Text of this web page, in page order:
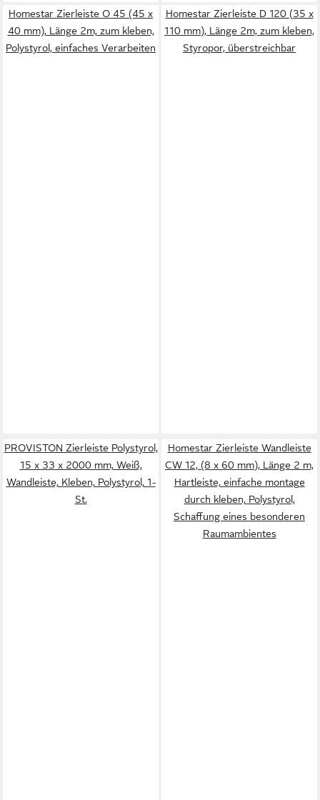
Homestar Zierleiste O 45 (45 x
40 mm), Länge 2m, zum kleben,
Polystyrol, einfaches Verarbeiten
Homestar Zierleiste D 120 (35 x
110 mm), Länge 2m, zum kleben,
Styropor, überstreichbar
PROVISTON Zierleiste Polystyrol,
15 x 33 x 2000 mm, Weiß,
Wandleiste, Kleben, Polystyrol, 1-
St.
Homestar Zierleiste Wandleiste
CW 12, (8 x 60 mm), Länge 2 m,
Hartleiste, einfache montage
durch kleben, Polystyrol,
Schaffung eines besonderen
Raumambientes